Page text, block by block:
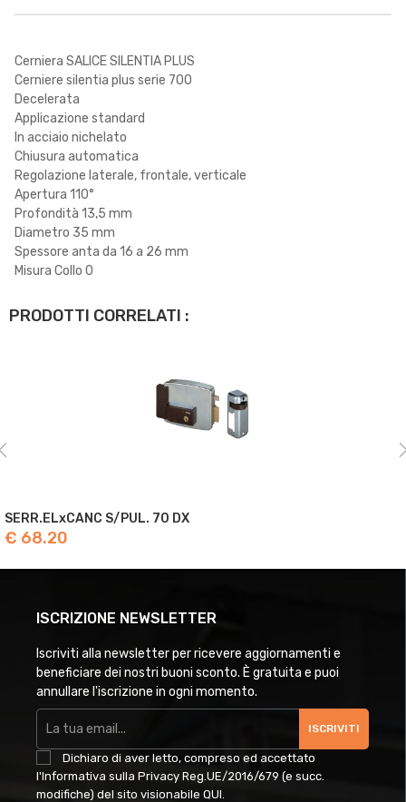
Cerniera SALICE SILENTIA PLUS
Cerniere silentia plus serie 700
Decelerata
Applicazione standard
In acciaio nichelato
Chiusura automatica
Regolazione laterale, frontale, verticale
Apertura 110°
Profondità 13,5 mm
Diametro 35 mm
Spessore anta da 16 a 26 mm
Misura Collo 0
PRODOTTI CORRELATI :
SERR.ELxCANC S/PUL. 70 DX
€ 68.20
ISCRIZIONE NEWSLETTER
Iscriviti alla newsletter per ricevere aggiornamenti e
beneficiare dei nostri buoni sconto. È gratuita e puoi
annullare l'iscrizione in ogni momento.
ISCRIVITI
Dichiaro di aver letto, compreso ed accettato
l'Informativa sulla Privacy Reg.UE/2016/679 (e succ.
modifiche) del sito visionabile QUI